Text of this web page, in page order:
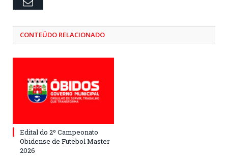
CONTEÚDO RELACIONADO
Edital do 2º Campeonato
Obidense de Futebol Master
2026